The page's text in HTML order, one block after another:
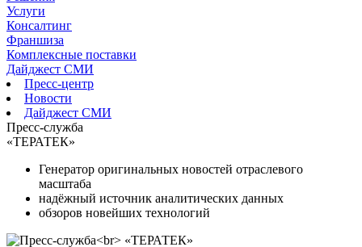
Услуги
Консалтинг
Франшиза
Комплексные поставки
Дайджест СМИ
Пресс-центр
Новости
Дайджест СМИ
Пресс-служба
«ТЕРАТЕК»
Генератор оригинальных новостей отраслевого
масштаба
надёжный источник аналитических данных
обзоров новейших технологий